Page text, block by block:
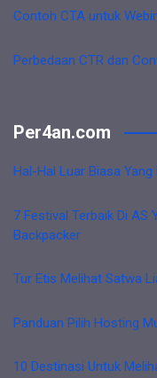
Contoh CTA untuk
Perbedaan CTR dan
Per4an.com
Hal-Hal Luar Biasa
7 Festival Terbaik Di AS
Backpacker
Tur Etis Melihat Satwa
Panduan Pilih Hosting
10 Destinasi Untuk